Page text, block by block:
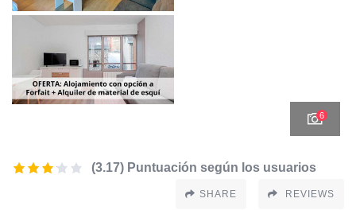
6
(3.17) Puntuación según los usuarios
SHARE REVIEWS